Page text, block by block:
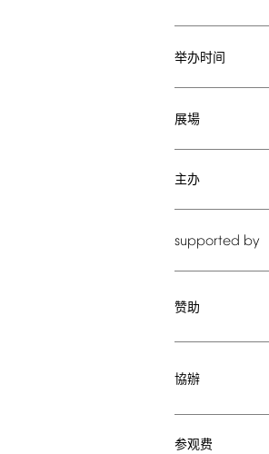
举办时间
展場
主办
supported by
赞助
協辦
参观费